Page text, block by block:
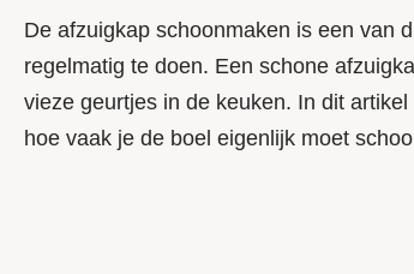
De afzuigkap schoonmaken is een van
regelmatig te doen. Een schone
vieze geurtjes in de keuken. In dit
hoe vaak je de boel eigenlijk moet